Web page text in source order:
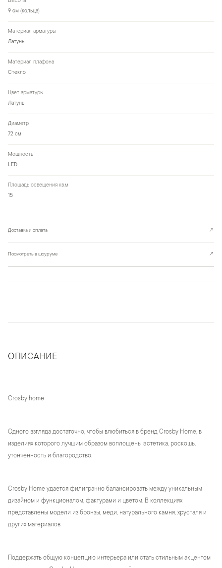
9 см (кольца)
Материал арматуры
Латунь
Материал плафона
Стекло
Цвет арматуры
Латунь
Диаметр
72 см
Мощность
LED
Площадь освещения кв.м
15
Доставка и оплата ↗
Посмотреть в шоуруме ↗
ОПИСАНИЕ
Crosby home
Одного взгляда достаточно, чтобы влюбиться в бренд Crosby Home, в
изделиях которого лучшим образом воплощены эстетика, роскошь,
утонченность и благородство.
Crosby Home удается филигранно балансировать между уникальным
дизайном и функционалом, фактурами и цветом. В коллекциях
представлены модели из бронзы, меди, натурального камня, хрусталя и
других материалов.
Поддержать общую концепцию интерьера или стать стильным акцентом